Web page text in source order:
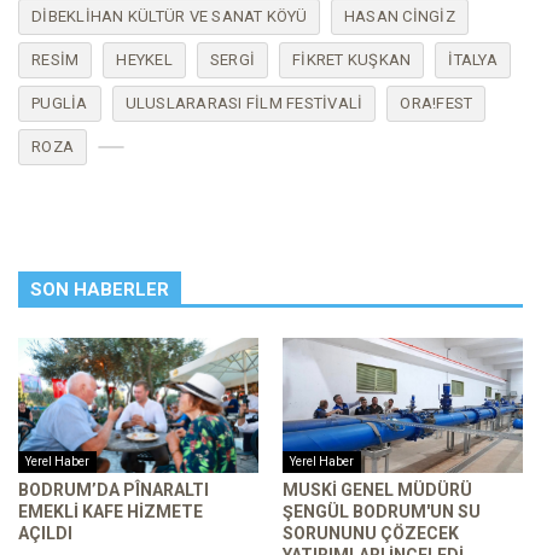
DIBEKLIHAN KÜLTÜR VE SANAT KÖYÜ HASAN CINGIZ
RESIM HEYKEL SERGI FIKRET KUŞKAN İTALYA
PUGLIA ULUSLARARASI FILM FESTIVALI ORA!FEST
ROZA
SON HABERLER
Yerel Haber
BODRUM’DA PÎNARALTI
EMEKLI KAFE HIZMETE
AÇILDI
Yerel Haber
MUSKİ GENEL MÜDÜRÜ
ŞENGÜL BODRUM'UN SU
SORUNUNU ÇÖZECEK